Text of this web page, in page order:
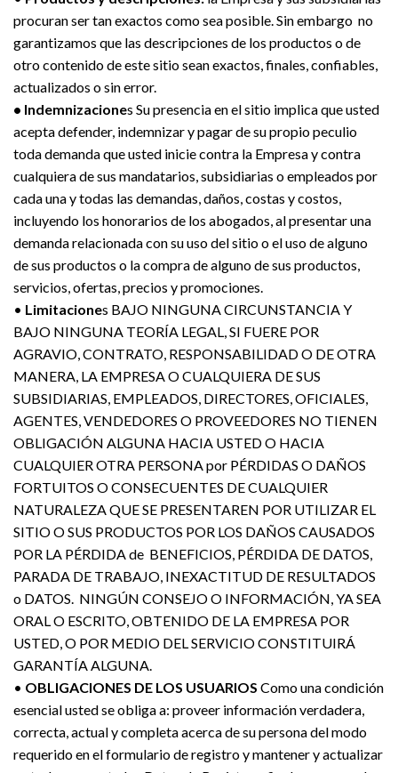
procuran ser tan exactos como sea posible. Sin embargo no
garantizamos que las descripciones de los productos o de
otro contenido de este sitio sean exactos, finales, confiables,
actualizados o sin error.
• Indemnizaciones Su presencia en el sitio implica que usted
acepta defender, indemnizar y pagar de su propio peculio
toda demanda que usted inicie contra la Empresa y contra
cualquiera de sus mandatarios, subsidiarias o empleados por
cada una y todas las demandas, daños, costas y costos,
incluyendo los honorarios de los abogados, al presentar una
demanda relacionada con su uso del sitio o el uso de alguno
de sus productos o la compra de alguno de sus productos,
servicios, ofertas, precios y promociones.
• Limitaciones BAJO NINGUNA CIRCUNSTANCIA Y
BAJO NINGUNA TEORÍA LEGAL, SI FUERE POR
AGRAVIO, CONTRATO, RESPONSABILIDAD O DE OTRA
MANERA, LA EMPRESA O CUALQUIERA DE SUS
SUBSIDIARIAS, EMPLEADOS, DIRECTORES, OFICIALES,
AGENTES, VENDEDORES O PROVEEDORES NO TIENEN
OBLIGACIÓN ALGUNA HACIA USTED O HACIA
CUALQUIER OTRA PERSONA por PÉRDIDAS O DAÑOS
FORTUITOS O CONSECUENTES DE CUALQUIER
NATURALEZA QUE SE PRESENTAREN POR UTILIZAR EL
SITIO O SUS PRODUCTOS POR LOS DAÑOS CAUSADOS
POR LA PÉRDIDA de BENEFICIOS, PÉRDIDA DE DATOS,
PARADA DE TRABAJO, INEXACTITUD DE RESULTADOS
o DATOS. NINGÚN CONSEJO O INFORMACIÓN, YA SEA
ORAL O ESCRITO, OBTENIDO DE LA EMPRESA POR
USTED, O POR MEDIO DEL SERVICIO CONSTITUIRÁ
GARANTÍA ALGUNA.
• OBLIGACIONES DE LOS USUARIOS Como una condición
esencial usted se obliga a: proveer información verdadera,
correcta, actual y completa acerca de su persona del modo
requerido en el formulario de registro y mantener y actualizar